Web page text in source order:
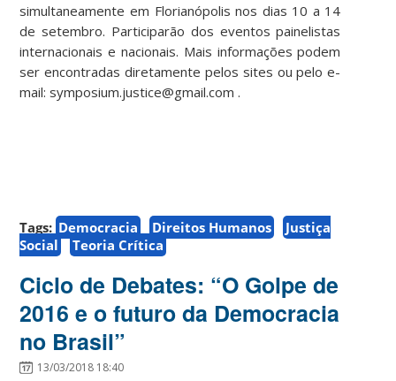
simultaneamente em Florianópolis nos dias 10 a 14
de setembro. Participarão dos eventos painelistas
internacionais e nacionais. Mais informações podem
ser encontradas diretamente pelos sites ou pelo e-
mail: symposium.justice@gmail.com .
Tags: Democracia Direitos Humanos
Justiça
Social
Teoria Crítica
Ciclo de Debates: “O Golpe de
2016 e o futuro da Democracia
no Brasil”
13/03/2018 18:40